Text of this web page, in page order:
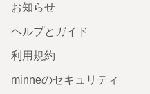
お知らせ
ヘルプとガイド
利用規約
minneのセキュリティ